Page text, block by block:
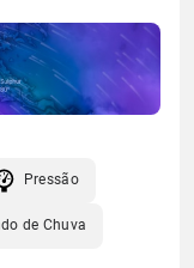
Pressão
de Chuva